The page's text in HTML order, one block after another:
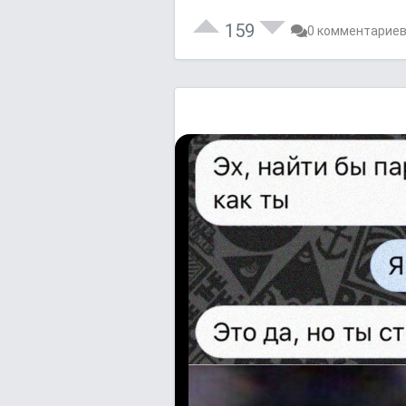
159 0 комментариев